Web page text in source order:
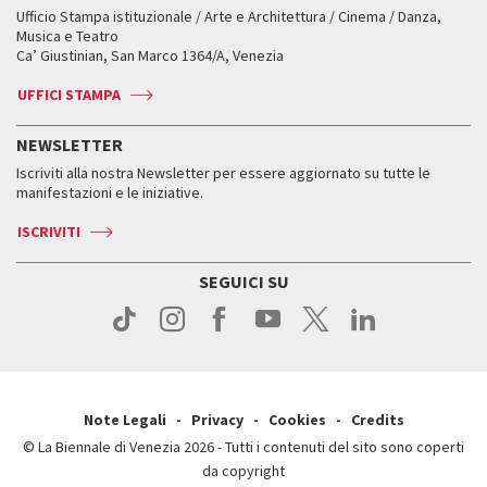
Servizi al pubblico
Come raggiungerci
Press
Orari e sedi
Accrediti
Come raggiungerci
Orari e sedi
Biglietti
Accrediti
Come raggiungerci
Contatti
Press
Servizi al pubblico
Come raggiungerci
Press
Workshop di critica teatrale
Leone d’oro alla carriera
Leone d’argento
Edizioni passate
Orari e sedi
Biglietti
Servizi al pubblico
Come raggiungerci
Contatti
Fondi e Collezioni
Biennale College ASAC
ASAC DATI
Storia
Orari e sedi
Ufficio Stampa istituzionale / Arte e Architettura / Cinema / Danza,
Musica e Teatro
Ca’ Giustinian, San Marco 1364/A, Venezia
UFFICI STAMPA
NEWSLETTER
Iscriviti alla nostra Newsletter per essere aggiornato su tutte le
manifestazioni e le iniziative.
ISCRIVITI
SEGUICI SU
Note Legali Privacy Cookies
Credits
© La Biennale di Venezia 2026 - Tutti i contenuti del sito sono coperti
da copyright